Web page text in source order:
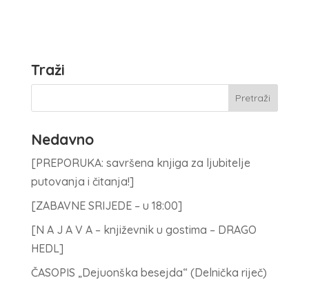
Traži
Nedavno
[PREPORUKA: savršena knjiga za ljubitelje
putovanja i čitanja!]
[ZABAVNE SRIJEDE – u 18:00]
[N A J A V A – književnik u gostima – DRAGO
HEDL]
ČASOPIS „Dejuonška besejda“ (Delnička riječ)